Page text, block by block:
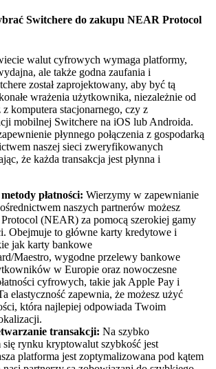
Switchere do zakupu NEAR Protocol
walut cyfrowych wymaga platformy,
ale także godna zaufania i
został zaprojektowany, aby być tą
wrażenia użytkownika, niezależnie od
komputera stacjonarnego, czy z
mobilnej Switchere na iOS lub Androida.
płynnego połączenia z gospodarką
naszej sieci zweryfikowanych
że każda transakcja jest płynna i
płatności: Wierzymy w zapewnianie
naszych partnerów możesz
(NEAR) za pomocą szerokiej gamy
Obejmuje to główne karty kredytowe i
jak karty bankowe
Maestro, wygodne przelewy bankowe
w Europie oraz nowoczesne
cyfrowych, takie jak Apple Pay i
elastyczność zapewnia, że możesz użyć
która najlepiej odpowiada Twoim
transakcji: Na szybko
się rynku kryptowalut szybkość jest
platforma jest zoptymalizowana pod kątem